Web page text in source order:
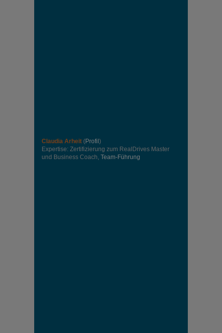
Claudia Arheit (Profil )
Expertise: Zertifizierung zum RealDrives Master
und Business Coach, Team-Führung